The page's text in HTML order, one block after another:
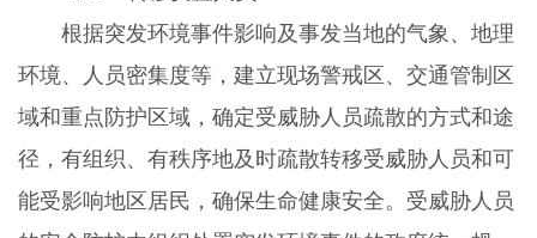
根据突发环境事件影响及事发当地的气象、地理
环境、人员密集度等，建立现场警戒区、交通管制区
域和重点防护区域，确定受威胁人员疏散的方式和途
径，有组织、有秩序地及时疏散转移受威胁人员和可
能受影响地区居民，确保生命健康安全。受威胁人员